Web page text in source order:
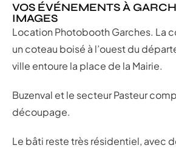
VOS ÉVÉNEMENTS À
IMAGES
Location Photobooth Garches. La
un coteau boisé à l’ouest du
ville entoure la place de la Mairie.
Buzenval et le secteur Pasteur
découpage.
Le bâti reste très résidentiel, avec